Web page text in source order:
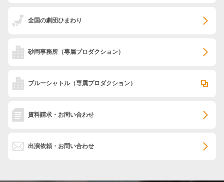
全国の劇団ひまわり
砂岡事務所 （専属プロダクション）
ブルーシャトル（専属プロダクション）
資料請求・お問い合わせ
出演依頼・お問い合わせ